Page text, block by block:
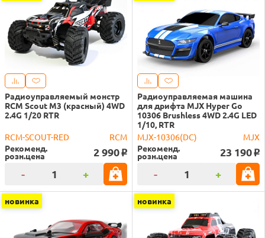
Радиоуправляемый монстр
RCM Scout M3 (красный) 4WD
2.4G 1/20 RTR
RCM-SCOUT-RED
RCM
Рекоменд.
розн.цена 2 990 o
- +
Радиоуправляемая машина
для дрифта MJX Hyper Go
10306 Brushless 4WD 2.4G LED
1/10, RTR
MJX-10306(DC)
MJX
Рекоменд.
розн.цена 23 190 o
- +
новинка новинка